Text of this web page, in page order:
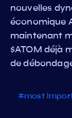
nouvelles
économique
maintenant
$ATOM déjà
de
#most